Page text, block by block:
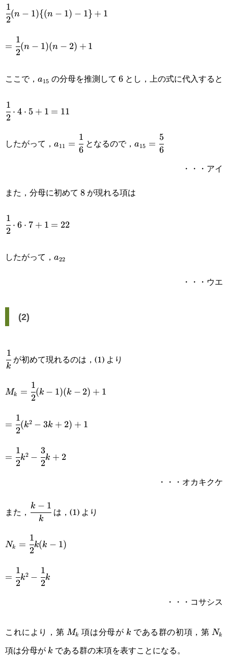
\cfrac{1}
{2}(n-
1)\{(n-
2
1
(n − 1){(n − 1) − 1} + 1
=\cfrac{1}
{2}(n-1)
(n-2)+1
=
2
1
(n − 1)(n − 2) + 1
ここで， a_{15}
a15 の分母を推測して 6 とし，上の式に代入すると
\cfrac{1}
{2}\cdot4\cdot5+1=11
2
1
⋅ 4 ⋅ 5 + 1 = 11
したがって，
a_{11}=\cfrac{1}
a11 =
6
1
となるので，
a_{15}=\cfrac{5}
a15 =
6
5
・・・アイ
また，分母に初めて 8
8 が現れる項は
\cfrac{1}
{2}\cdot6\cdot7+1=22
2
1
⋅ 6 ⋅ 7 + 1 = 22
したがって， a22
・・・ウエ
(2)
\cfrac{1}
{k}
k
1
が初めて現れるのは，(1) より
M_k=\cfrac{1}
{2}(k-1)(k-
2)+1
Mk =
2
1
(k − 1)(k − 2) + 1
=\cfrac{1}
{2}(k^2-
3k+2)+1
=
2
1
(k2 − 3k + 2) + 1
=\cfrac{1}
{2}k^2-
{2}k+2
=
2
1
k2 −
2
3
k + 2
・・・オカキクケ
また， \cfrac{k-
1}{k}
k
k − 1
は，(1) より
N_k=\cfrac{1}
{2}k(k-1)
Nk =
2
1
k(k − 1)
=\cfrac{1}
{2}k^2-
=
2
1
k2 −
2
1
k
・・・コサシス
これにより，第 M_k
Mk 項は分母が k
k である群の初項，第Nk
項は分母が k
k である群の末項を表すことになる。